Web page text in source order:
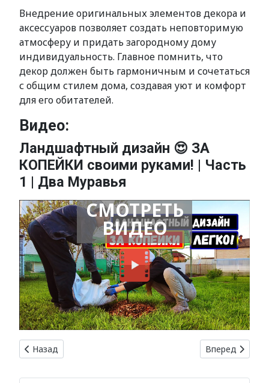
Внедрение оригинальных элементов декора и
аксессуаров позволяет создать неповторимую
атмосферу и придать загородному дому
индивидуальность. Главное помнить, что
декор должен быть гармоничным и сочетаться
с общим стилем дома, создавая уют и комфорт
для его обитателей.
Видео:
Ландшафтный дизайн 😍 ЗА
КОПЕЙКИ своими руками! | Часть
1 | Два Муравья
СМОТРЕТЬ
ВИДЕО
Предыдущий: Наследие прошлого: замки и усадьбы в
Назад Следующий:
Вперед